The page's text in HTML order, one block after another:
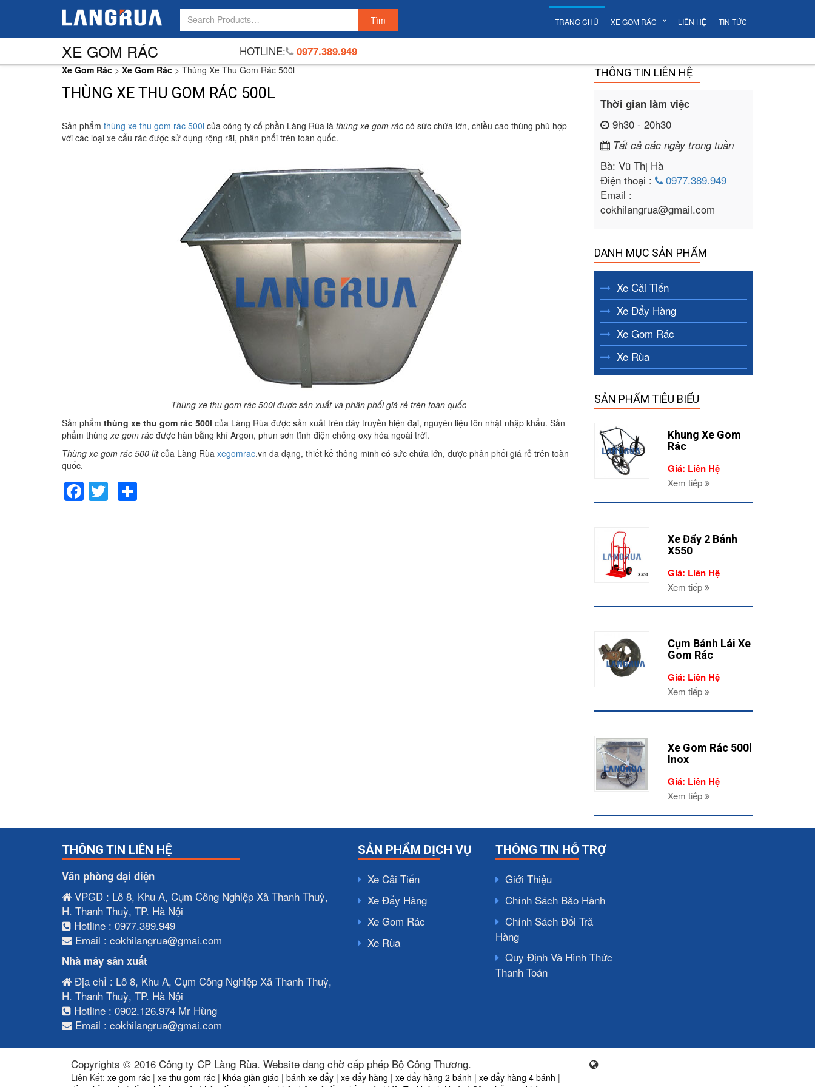
TRANG CHỦ XE GOM RÁC LIÊN HỆ TIN TỨC
XE GOM RÁC HOTLINE: 0977.389.949
Xe Gom Rác > Xe Gom Rác > Thùng Xe Thu Gom Rác 500l
THÙNG XE THU GOM RÁC 500L
Sản phẩm thùng xe thu gom rác 500l của công ty cổ phần Làng Rùa là thùng xe gom rác có sức chứa lớn, chiều cao thùng phù hợp
với các loại xe cẩu rác được sử dụng rộng rãi, phân phối trên toàn quốc.
Thùng xe thu gom rác 500l được sản xuất và phân phối giá rẻ trên toàn quốc
Sản phẩm thùng xe thu gom rác 500l của Làng Rùa được sản xuất trên dây truyền hiện đại, nguyên liệu tôn nhật nhập khẩu. Sản
phẩm thùngxe gom rác được hàn bằng khí Argon, phun sơn tĩnh điện chống oxy hóa ngoài trời.
Thùng xe gom rác 500 lítcủa Làng Rùa xegomrac.vn đa dạng, thiết kế thông minh có sức chứa lớn, được phân phối giá rẻ trên toàn
quốc.
Facebook
Twitter
THÔNG TIN LIÊN HỆ
Thời gian làm việc
9h30 - 20h30
Tất cả các ngày trong tuần
Bà: Vũ Thị Hà
Điện thoại :
0977.389.949
Email :
cokhilangrua@gmail.com
DANH MỤC SẢN PHẨM
Xe Cải Tiến
Xe Đẩy Hàng
Xe Gom Rác
Xe Rùa
SẢN PHẨM TIÊU BIỂU
Khung Xe Gom
Rác
Giá: Liên Hệ
Xem tiếp
Xe Đẩy 2 Bánh
X550
Giá: Liên Hệ
Xem tiếp
Cụm Bánh Lái Xe
Gom Rác
Giá: Liên Hệ
Xem tiếp
Xe Gom Rác 500l
Inox
Giá: Liên Hệ
Xem tiếp
THÔNG TIN LIÊN HỆ
Văn phòng đại diện
VPGD : Lô 8, Khu A, Cụm Công Nghiệp Xã Thanh Thuỳ,
H. Thanh Thuỳ, TP. Hà Nội
Hotline : 0977.389.949
Email : cokhilangrua@gmai.com
Nhà máy sản xuất
Địa chỉ : Lô 8, Khu A, Cụm Công Nghiệp Xã Thanh Thuỳ,
H. Thanh Thuỳ, TP. Hà Nội
Hotline : 0902.126.974 Mr Hùng
Email : cokhilangrua@gmai.com
SẢN PHẨM DỊCH VỤ
Xe Cải Tiến
Xe Đẩy Hàng
Xe Gom Rác
Xe Rùa
THÔNG TIN HỖ TRỢ
Giới Thiệu
Chính Sách Bảo Hành
Chính Sách Đổi Trả
Hàng
Quy Định Và Hình Thức
Thanh Toán
Copyrights © 2016 Công ty CP Làng Rùa. Website đang chờ cấp phép Bộ Công Thương.
Liên Kết: xe gom rác | xe thu gom rác | khóa giàn giáo | bánh xe đẩy | xe đẩy hàng | xe đẩy hàng 2 bánh | xe đẩy hàng 4 bánh |